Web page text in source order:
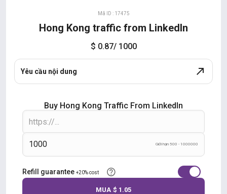
Mã ID : 17475
Hong Kong traffic from LinkedIn
$ 0.87/ 1000
Yêu cầu nội dung
Buy Hong Kong Traffic From LinkedIn
Giới hạn 500 - 1000000
Refill guarantee +20% cost
MUA $ 1.05